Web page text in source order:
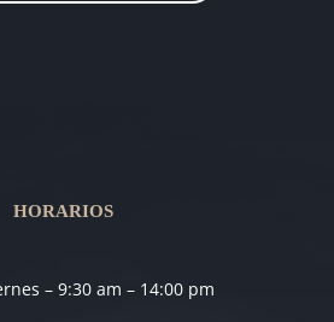
HORARIOS
– 9:30 am – 14:00 pm